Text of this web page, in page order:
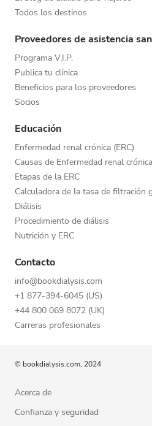
Todos los destinos
Proveedores de asistencia
Programa V.I.P.
Publica tu clínica
Beneficios para los proveedores
Socios
Educación
Enfermedad renal crónica (ERC)
Causas de Enfermedad renal
Etapas de la ERC
Calculadora de la tasa de filtración
Diálisis
Procedimiento de diálisis
Nutrición y ERC
Contacto
info@bookdialysis.com
+1 877-394-6045 (US)
+44 800 069 8072 (UK)
Carreras profesionales
© bookdialysis.com, 2024
Acerca de
Confianza y seguridad